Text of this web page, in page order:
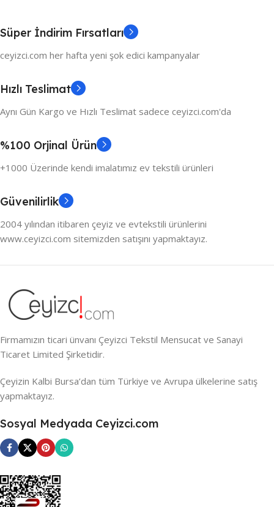
Süper İndirim Fırsatları
ceyizci.com her hafta yeni şok edici kampanyalar
Hızlı Teslimat
Aynı Gün Kargo ve Hızlı Teslimat sadece ceyizci.com'da
%100 Orjinal Ürün
+1000 Üzerinde kendi imalatımız ev tekstili ürünleri
Güvenilirlik
2004 yılından itibaren çeyiz ve evtekstili ürünlerini
www.ceyizci.com sitemizden satışını yapmaktayız.
Firmamızın ticari ünvanı Çeyizci Tekstil Mensucat ve Sanayi
Ticaret Limited Şirketidir.
Çeyizin Kalbi Bursa’dan tüm Türkiye ve Avrupa ülkelerine satış
yapmaktayız.
Sosyal Medyada Ceyizci.com